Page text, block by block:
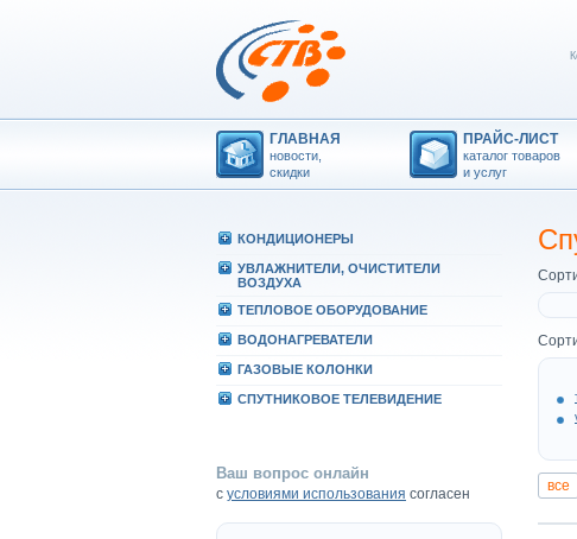
ГЛАВНАЯ
новости,
скидки
ПРАЙС-ЛИСТ
каталог товаров
и услуг
КОHДИЦИОHЕРЫ
УВЛАЖHИТЕЛИ, ОЧИСТИТЕЛИ
ВОЗДУХА
ТЕПЛОВОЕ ОБОРУДОВАHИЕ
ВОДОHАГРЕВАТЕЛИ
ГАЗОВЫЕ КОЛОHКИ
СПУТHИКОВОЕ ТЕЛЕВИДЕHИЕ
Ваш вопрос онлайн
с условиями использования согласен все